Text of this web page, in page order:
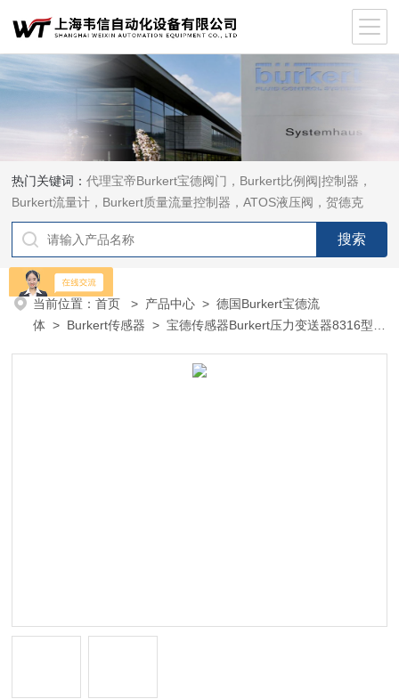
热门关键词：代理宝帝Burkert宝德阀门，Burkert比例阀|控制器，
Burkert流量计，Burkert质量流量控制器，ATOS液压阀，贺德克
HYDAC传感器，ASCO电磁阀，ASCO阀门，REXROTH力士乐阀
泵，安沃驰Aventics电磁阀|气缸，Samson萨姆森定位器
当前位置：首页 > 产品中心 >德国Burkert宝德流
体 > Burkert传感器 > 宝德传感器Burkert压力变送器8316型